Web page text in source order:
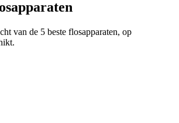
van de 5 beste flosapparaten, op